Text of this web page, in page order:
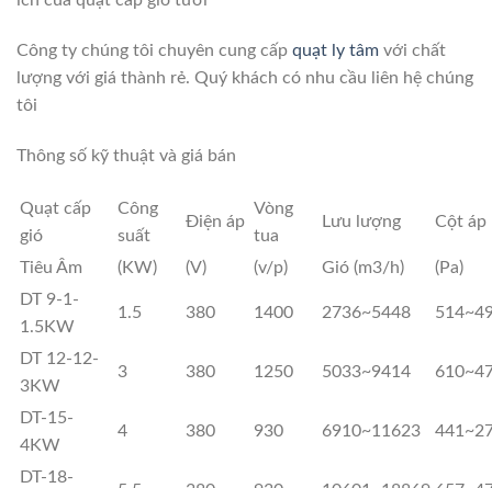
Công ty chúng tôi chuyên cung cấp quạt ly tâm với chất
lượng với giá thành rẻ. Quý khách có nhu cầu liên hệ chúng
tôi
Thông số kỹ thuật và giá bán
Quạt cấp
gió
Công
suất
Điện áp
Vòng
tua
Lưu lượng Cột áp
Tiêu Âm (KW) (V) (v/p) Gió (m3/h)
(Pa)
DT 9-1-
1.5KW
1.5 380 1400 2736~5448
DT 12-12-
3KW
3 380 1250 5033~9414
DT-15-
4KW
4 380 930 6910~11623
DT-18-